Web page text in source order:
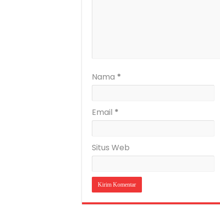
Nama *
Email *
Situs Web